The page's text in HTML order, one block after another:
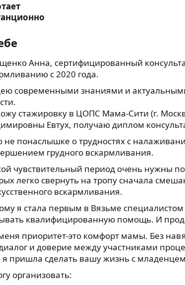
Анна, сертифицированный
с 2020 года.
современными знаниями и
стажировку в ЦОПС Мама-Сити (г.
Евтух, получаю диплом
не понаслышке о трудностях с
грудного вскармливания.
чувствительный период очень нужны
легко свернуть на тропу сначала
вскармливания.
я стала первым в Вязьме
квалифицированную помощь. И
приоритет-это комфорт мамы. Без
и доверие между участниками
я пришла сделать вашу жизнь с
организовать: